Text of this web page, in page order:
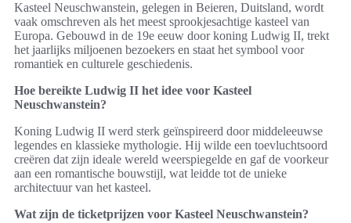
Kasteel Neuschwanstein, gelegen in Beieren, Duitsland, wordt
vaak omschreven als het meest sprookjesachtige kasteel van
Europa. Gebouwd in de 19e eeuw door koning Ludwig II, trekt
het jaarlijks miljoenen bezoekers en staat het symbool voor
romantiek en culturele geschiedenis.
Hoe bereikte Ludwig II het idee voor Kasteel
Neuschwanstein?
Koning Ludwig II werd sterk geïnspireerd door middeleeuwse
legendes en klassieke mythologie. Hij wilde een toevluchtsoord
creëren dat zijn ideale wereld weerspiegelde en gaf de voorkeur
aan een romantische bouwstijl, wat leidde tot de unieke
architectuur van het kasteel.
Wat zijn de ticketprijzen voor Kasteel Neuschwanstein?